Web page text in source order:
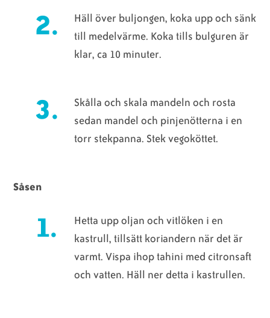
Häll över buljongen, koka upp och sänk
till medelvärme. Koka tills bulguren är
klar, ca 10 minuter.
Skålla och skala mandeln och rosta
sedan mandel och pinjenötterna i en
torr stekpanna. Stek vegoköttet.
Såsen
Hetta upp oljan och vitlöken i en
kastrull, tillsätt koriandern när det är
varmt. Vispa ihop tahini med citronsaft
och vatten. Häll ner detta i kastrullen.